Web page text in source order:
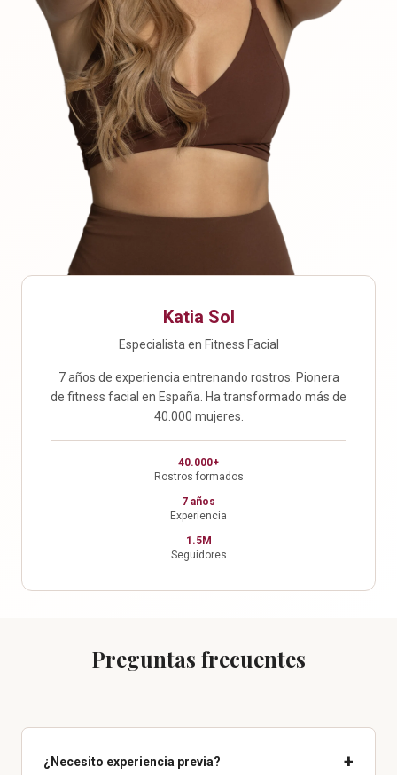
Katia Sol
Especialista en Fitness Facial
7 años de experiencia entrenando rostros. Pionera
de fitness facial en España. Ha transformado más de
40.000 mujeres.
40.000+
Rostros formados
7 años
Experiencia
1.5M
Seguidores
Preguntas frecuentes
¿Necesito experiencia previa? +